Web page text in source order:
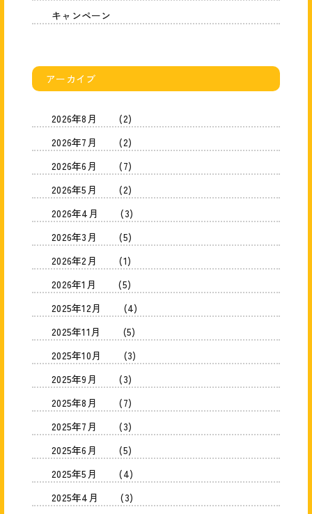
キャンペーン
アーカイブ
2026年8月
(2)
2026年7月
(2)
2026年6月
(7)
2026年5月
(2)
2026年4月
(3)
2026年3月
(5)
2026年2月
(1)
2026年1月
(5)
2025年12月
(4)
2025年11月
(5)
2025年10月
(3)
2025年9月
(3)
2025年8月
(7)
2025年7月
(3)
2025年6月
(5)
2025年5月
(4)
2025年4月
(3)